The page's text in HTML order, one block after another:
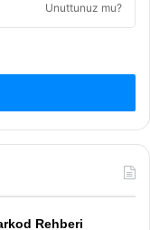
Unuttunuz mu?
Rehberi